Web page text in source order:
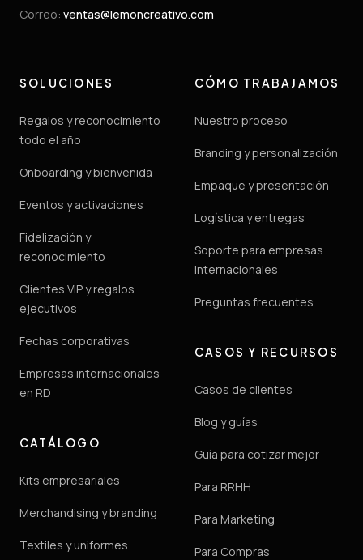
Correo: ventas@lemoncreativo.com
SOLUCIONES
Regalos y reconocimiento
todo el año
Onboarding y bienvenida
Eventos y activaciones
Fidelización y
reconocimiento
Clientes VIP y regalos
ejecutivos
Fechas corporativas
Empresas internacionales
en RD
CATÁLOGO
Kits empresariales
Merchandising y branding
Textiles y uniformes
CÓMO TRABAJAMOS
Nuestro proceso
Branding y personalización
Empaque y presentación
Logística y entregas
Soporte para empresas
internacionales
Preguntas frecuentes
CASOS Y RECURSOS
Casos de clientes
Blog y guías
Guía para cotizar mejor
Para RRHH
Para Marketing
Para Compras